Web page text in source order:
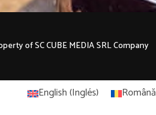
of SC CUBE MEDIA SRL Company
English(Inglés) Română